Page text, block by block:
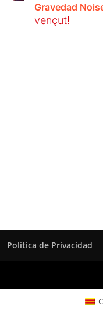
Gravedad
vençut!
Política de Privacidad